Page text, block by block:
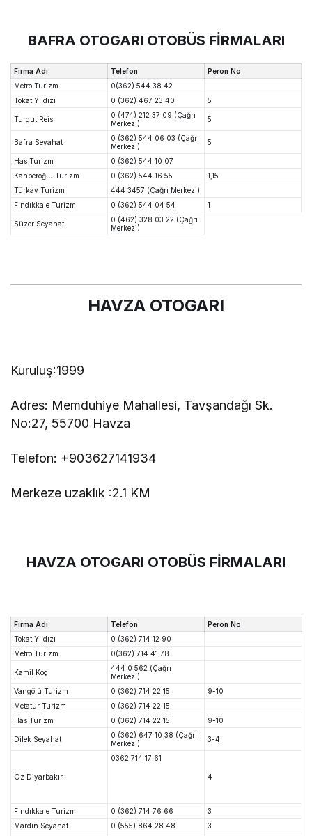
BAFRA OTOGARI OTOBÜS FİRMALARI
Firma Adı Telefon
Peron No
Metro Turizm
0(362) 544 38 42
Tokat Yıldızı
0 (362) 467 23 40 5
Turgut Reis
0 (474) 212 37 09 (Çağrı
Merkezi)
5
Bafra Seyahat
0 (362) 544 06 03 (Çağrı
Merkezi)
5
Has Turizm
0 (362) 544 10 07
Kanberoğlu Turizm
0 (362) 544 16 55
1,15
Türkay Turizm
444 3457 (Çağrı Merkezi)
Fındıkkale Turizm
0 (362) 544 04 54 1
Süzer Seyahat
0 (462) 328 03 22 (Çağrı
Merkezi)
HAVZA OTOGARI
Kuruluş:1999
Adres: Memduhiye Mahallesi, Tavşandağı Sk.
No:27, 55700 Havza
Telefon: +903627141934
Merkeze uzaklık :2.1 KM
HAVZA OTOGARI OTOBÜS FİRMALARI
Firma Adı Telefon
Peron No
Tokat Yıldızı
0 (362) 714 12 90
Metro Turizm
0(362) 714 41 78
Kamil Koç
444 0 562 (Çağrı
Merkezi)
Vangölü Turizm
0 (362) 714 22 15
9-10
Metatur Turizm
0 (362) 714 22 15
Has Turizm
0 (362) 714 22 15 9-10
Dilek Seyahat
0 (362) 647 10 38 (Çağrı
Merkezi)
3-4
Öz Diyarbakır
0362 714 17 61
4
Fındıkkale Turizm 0 (362) 714 76 66
3
Mardin Seyahat
0 (555) 864 28 48 3